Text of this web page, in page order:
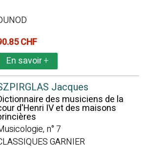
CHF
En savoir+
Jacques
des musiciens de la
d'Henri IV et des maisons
n° 7
GARNIER